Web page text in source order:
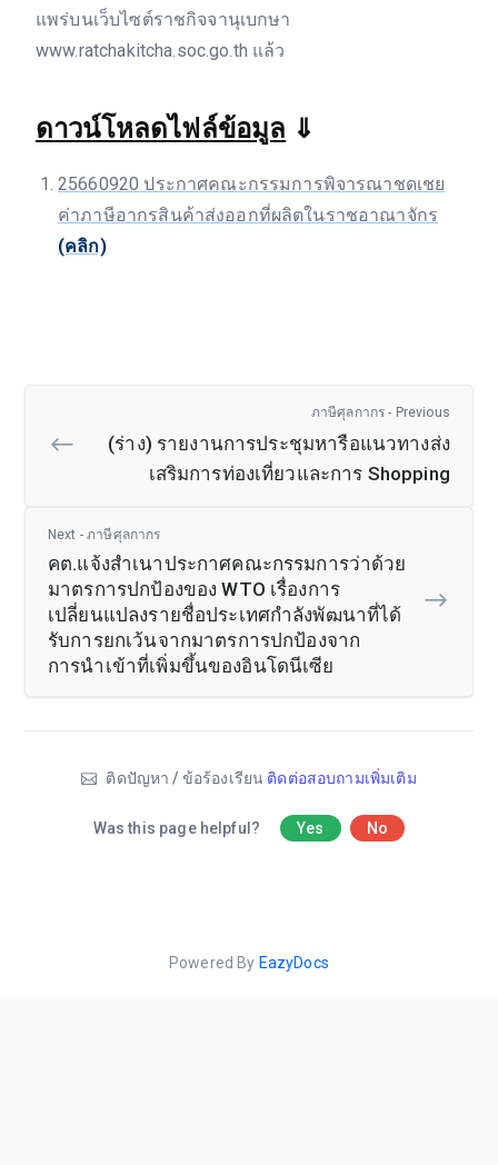
แพร่บนเว็บไซต์ราชกิจจานุเบกษา
www.ratchakitcha.soc.go.th แล้ว
ดาวน์โหลดไฟล์ข้อมูล ⇓
25660920 ประกาศคณะกรรมการพิจารณาชดเชย
ค่าภาษีอากรสินค้าส่งออกที่ผลิตในราชอาณาจักร
(คลิก)
ภาษีศุลกากร - Previous
(ร่าง) รายงานการประชุมหารือแนวทางส่ง
เสริมการท่องเที่ยวและการ Shopping
Next - ภาษีศุลกากร
คต.แจ้งสำเนาประกาศคณะกรรมการว่าด้วย
มาตรการปกป้องของ WTO เรื่องการ
เปลี่ยนแปลงรายชื่อประเทศกำลังพัฒนาที่ได้
รับการยกเว้นจากมาตรการปกป้องจาก
การนำเข้าที่เพิ่มขึ้นของอินโดนีเซีย
ติดปัญหา / ข้อร้องเรียน ติดต่อสอบถามเพิ่มเติม
Was this page helpful? Yes No
Powered By EazyDocs